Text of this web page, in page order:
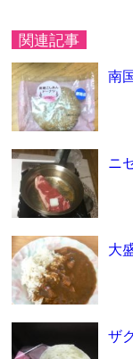
関連記事
南
ニ
大
ザ